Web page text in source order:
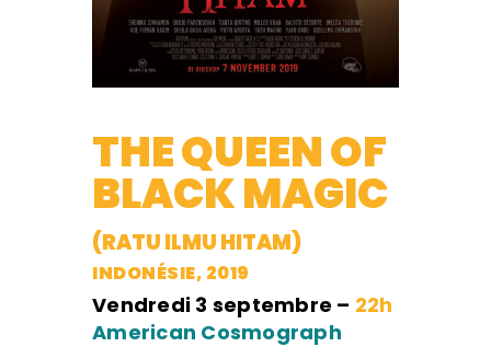
THE QUEEN OF
BLACK MAGIC
(RATU ILMU HITAM)
INDONÉSIE, 2019
Vendredi 3 septembre – 22h
American Cosmograph